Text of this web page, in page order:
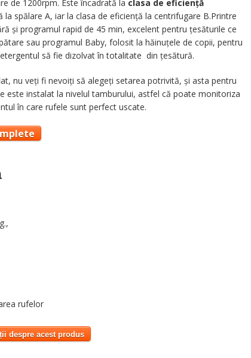
de 1200rpm. Este încadrată la clasa de eficiență
la spălare A, iar la clasa de eficiență la centrifugare B.Printre
și programul rapid de 45 min, excelent pentru țesăturile ce
sau programul Baby, folosit la hăinuțele de copii, pentru
să fie dizolvat în totalitate din țesătură.
nu veți fi nevoiți să alegeți setarea potrivită, și asta pentru
este instalat la nivelul tamburului, astfel că poate monitoriza
în care rufele sunt perfect uscate.
rufelor
despre acest produs